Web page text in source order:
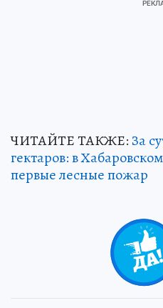
ЧИТАЙТЕ ТАКЖЕ: За
гектаров: в
первые лесные пожар